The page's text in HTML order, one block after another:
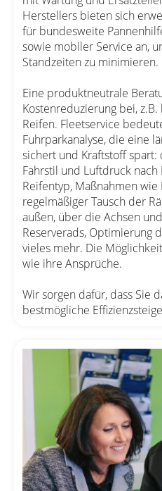
Herstellers bieten sich
für bundesweite
sowie mobiler Service an,
Standzeiten zu minimieren.
Eine produktneutrale
Kostenreduzierung bei,
Reifen. Fleetservice
Fuhrparkanalyse, die eine
sichert und Kraftstoff spart:
Fahrstil und Luftdruck nach
Reifentyp, Maßnahmen
regelmäßiger Tausch der
außen, über die Achsen
Reserverads, Optimierung
vieles mehr. Die
wie ihre Ansprüche.
Wir sorgen dafür, dass Sie
bestmögliche